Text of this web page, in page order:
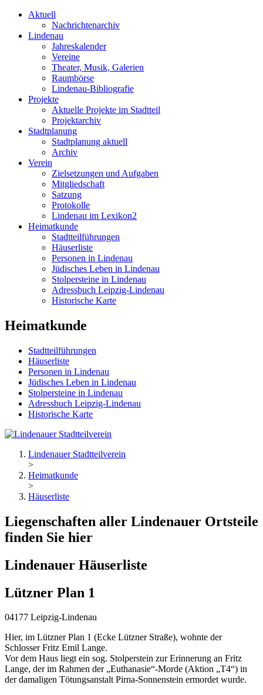
Aktuell
Nachrichtenarchiv
Lindenau
Jahreskalender
Vereine
Theater, Musik, Galerien
Raumbörse
Lindenau-Bibliografie
Projekte
Aktuelle Projekte im Stadtteil
Projektarchiv
Stadtplanung
Stadtplanung aktuell
Archiv
Verein
Zielsetzungen und Aufgaben
Mitgliedschaft
Satzung
Protokolle
Lindenau im Lexikon2
Heimatkunde
Stadtteilführungen
Häuserliste
Personen in Lindenau
Jüdisches Leben in Lindenau
Stolpersteine in Lindenau
Adressbuch Leipzig-Lindenau
Historische Karte
Heimatkunde
Stadtteilführungen
Häuserliste
Personen in Lindenau
Jüdisches Leben in Lindenau
Stolpersteine in Lindenau
Adressbuch Leipzig-Lindenau
Historische Karte
Lindenauer Stadtteilverein
>
Heimatkunde
>
Häuserliste
Liegenschaften aller Lindenauer Ortsteile
finden Sie hier
Lindenauer Häuserliste
Lützner Plan 1
04177 Leipzig-Lindenau
Hier, im Lützner Plan 1 (Ecke Lützner Straße), wohnte der
Schlosser Fritz Emil Lange.
Vor dem Haus liegt ein sog. Stolperstein zur Erinnerung an Fritz
Lange, der im Rahmen der „Euthanasie“-Morde (Aktion „T4“) in
der damaligen Tötungsanstalt Pirna-Sonnenstein ermordet wurde.